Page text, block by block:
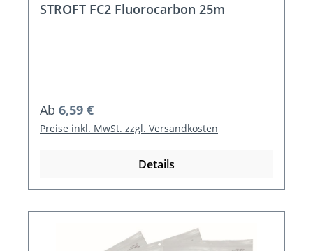
STROFT FC2 Fluorocarbon 25m
Regulärer Preis:
Ab 6,59 €
Preise inkl. MwSt. zzgl. Versandkosten
Details